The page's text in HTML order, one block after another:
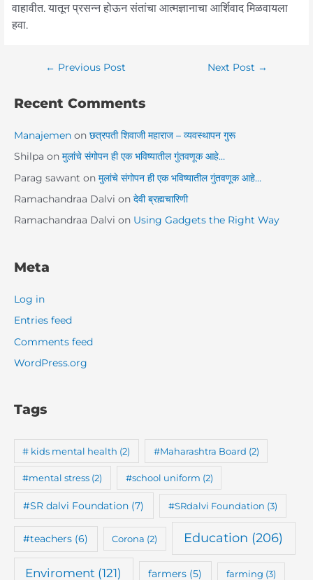
वाहावीत. यातून प्रसन्न होऊन संतांचा आत्मज्ञानाचा आर्शिवाद मिळवायला
हवा.
← Previous Post Next Post →
Recent Comments
Manajemenon छत्रपती शिवाजी महाराज – व्यवस्थापन गुरू
Shilpa on मुलांचे संगोपन ही एक भविष्यातील गुंतवणूक आहे…
Parag sawant on मुलांचे संगोपन ही एक भविष्यातील गुंतवणूक आहे…
Ramachandraa Dalvi on देवी ब्रह्मचारिणी
Ramachandraa Dalvi on Using Gadgets the Right Way
Meta
Log in
Entries feed
Comments feed
WordPress.org
Tags
# kids mental health (2) #Maharashtra Board (2)
#mental stress (2) #school uniform (2)
#SR dalvi Foundation (7) #SRdalvi Foundation (3)
#teachers (6) Corona (2) Education (206)
Enviroment (121) farmers (5) farming (3)